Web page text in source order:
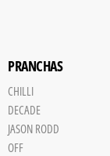
PRANCHAS
CHILLI
DECADE
JASON RODD
OFF